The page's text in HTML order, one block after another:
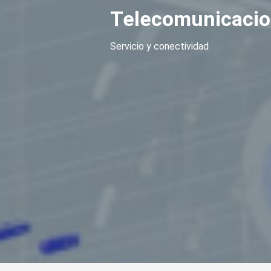
Servicio y conectividad